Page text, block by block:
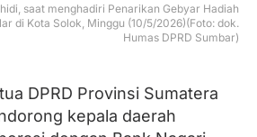
saat menghadiri Penarikan Gebyar Hadiah
di Kota Solok, Minggu (10/5/2026)(Foto: dok.
Humas DPRD Sumbar)
DPRD Provinsi Sumatera
kepala daerah